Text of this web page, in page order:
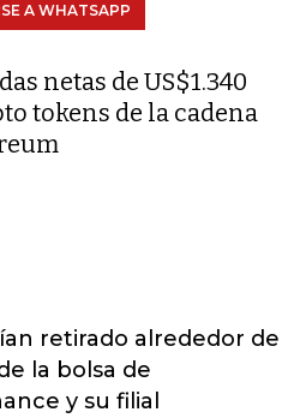
A WHATSAPP
netas de US$1.340
tokens de la cadena
retirado alrededor de
la bolsa de
y su filial